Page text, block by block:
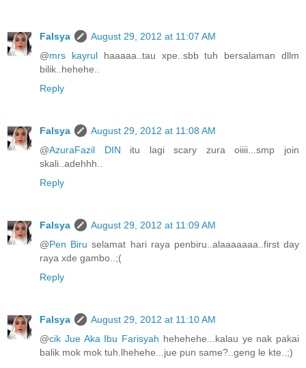
Falsya
August 29, 2012 at 11:07 AM
@mrs kayrulhaaaaa..tau xpe..sbb tuh bersalaman dllm
bilik..hehehe..
Reply
Falsya
August 29, 2012 at 11:08 AM
@AzuraFazil DIN itu lagi scary zura oiiii...smp join
skali..adehhh..
Reply
Falsya
August 29, 2012 at 11:09 AM
@Pen Biru selamat hari raya penbiru..alaaaaaaa..first day
raya xde gambo..;(
Reply
Falsya
August 29, 2012 at 11:10 AM
@cik Jue Aka Ibu Farisyah hehehehe...kalau ye nak pakai
balik mok mok tuh.lhehehe...jue pun same?..geng le kte..;)